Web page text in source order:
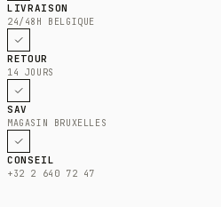
LIVRAISON
24/48H BELGIQUE
RETOUR
14 JOURS
SAV
MAGASIN BRUXELLES
CONSEIL
+32 2 640 72 47